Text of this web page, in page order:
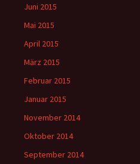
Juni 2015
Mai 2015
April 2015
März 2015
Februar 2015
Januar 2015
November 2014
Oktober 2014
September 2014